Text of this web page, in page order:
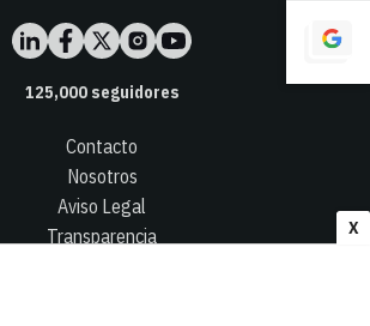
X
125,000seguidores
Contacto
Nosotros
Aviso Legal
Transparencia